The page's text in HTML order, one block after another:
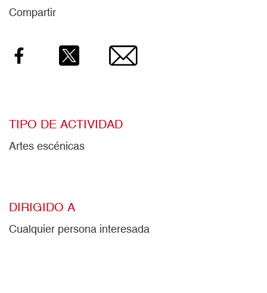
Compartir
Facebook Email
TIPO DE ACTIVIDAD
Artes escénicas
DIRIGIDO A
Cualquier persona interesada